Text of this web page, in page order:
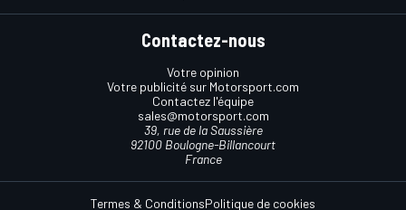
Contactez-nous
Votre opinion
Votre publicité sur Motorsport.com
Contactez l'équipe
sales@motorsport.com
39, rue de la Saussière
92100 Boulogne-Billancourt
France
Termes & ConditionsPolitique de cookies